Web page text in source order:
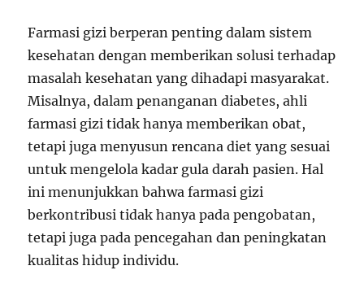
Farmasi gizi berperan penting dalam sistem
kesehatan dengan memberikan solusi terhadap
masalah kesehatan yang dihadapi masyarakat.
Misalnya, dalam penanganan diabetes, ahli
farmasi gizi tidak hanya memberikan obat,
tetapi juga menyusun rencana diet yang sesuai
untuk mengelola kadar gula darah pasien. Hal
ini menunjukkan bahwa farmasi gizi
berkontribusi tidak hanya pada pengobatan,
tetapi juga pada pencegahan dan peningkatan
kualitas hidup individu.